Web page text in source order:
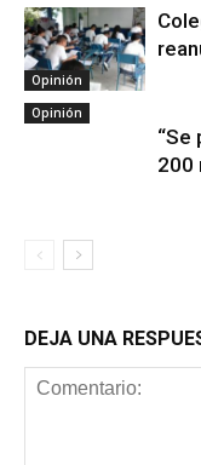
Opinión
Opinión
“Se
200
DEJA UNA